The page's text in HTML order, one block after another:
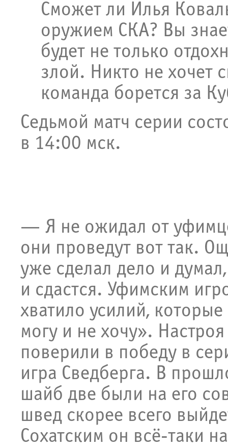
Сможет ли Илья
оружием СКА? Вы
будет не только
злой. Никто не хочет
команда борется за
Седьмой матч серии
в 14:00 мск.
— Я не ожидал от
они проведут вот так.
уже сделал дело и
и сдастся. Уфимским
хватило усилий,
могу и не хочу».
поверили в победу в
игра Сведберга. В
шайб две были на его
швед скорее всего
Сохатским он всё-таки